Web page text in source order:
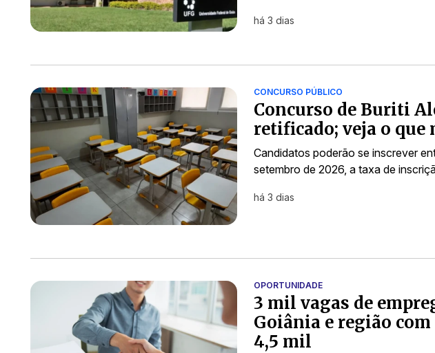
há 3 dias
CONCURSO PÚBLICO
Concurso de Buriti
retificado; veja o que
Candidatos poderão se inscrever
setembro de 2026, a taxa de
há 3 dias
OPORTUNIDADE
3 mil vagas de
Goiânia e região
4,5 mil